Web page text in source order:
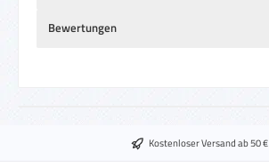
Bewertungen
Kostenloser Versand ab 50 €